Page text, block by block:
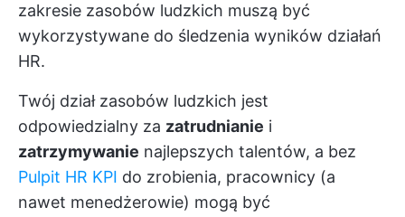
zakresie zasobów ludzkich muszą być
wykorzystywane do śledzenia wyników działań
HR.
Twój dział zasobów ludzkich jest
odpowiedzialny za zatrudnianie i
zatrzymywanie najlepszych talentów, a bez
Pulpit HR KPI do zrobienia, pracownicy (a
nawet menedżerowie) mogą być